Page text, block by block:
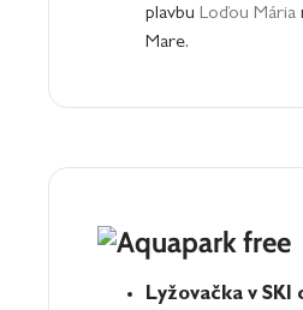
plavbu Loďou Mária
Mare.
Lyžovačka v SKI